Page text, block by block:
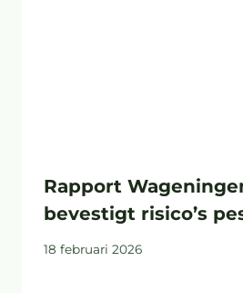
Rapport
bevestigt risico’s
18 februari 2026